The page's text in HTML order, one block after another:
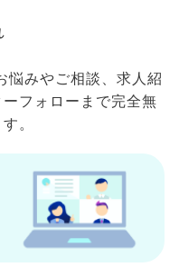
悩みやご相談、求人紹
フォローまで完全無
。